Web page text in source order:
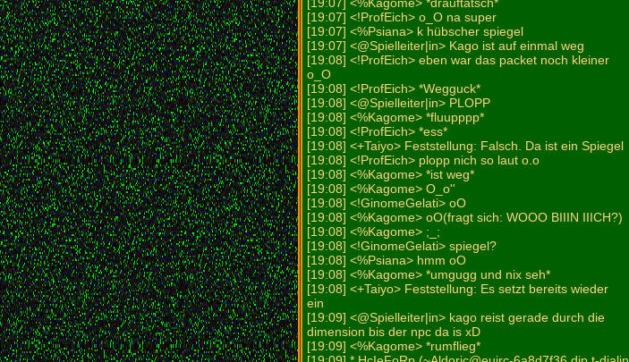
[19:07] <!ProfEich> o_O na super
[19:07] <%Psiana> k hübscher spiegel
[19:07] <@Spielleiter|in> Kago ist auf einmal weg
[19:08] <!ProfEich> eben war das packet noch kleiner
o_O
[19:08] <!ProfEich> *Wegguck*
[19:08] <@Spielleiter|in> PLOPP
[19:08] <%Kagome> *fluupppp*
[19:08] <!ProfEich> *ess*
[19:08] <+Taiyo> Feststellung: Falsch. Da ist ein Spiegel
[19:08] <!ProfEich> plopp nich so laut o.o
[19:08] <%Kagome> *ist weg*
[19:08] <%Kagome> O_o''
[19:08] <!GinomeGelati> oO
[19:08] <%Kagome> oO(fragt sich: WOOO BIIIN IIICH?)
[19:08] <%Kagome> ;_;
[19:08] <!GinomeGelati> spiegel?
[19:08] <%Psiana> hmm oO
[19:08] <%Kagome> *umgugg und nix seh*
[19:08] <+Taiyo> Feststellung: Es setzt bereits wieder
ein
[19:09] <@Spielleiter|in> kago reist gerade durch die
dimension bis der npc da is xD
[19:09] <%Kagome> *rumflieg*